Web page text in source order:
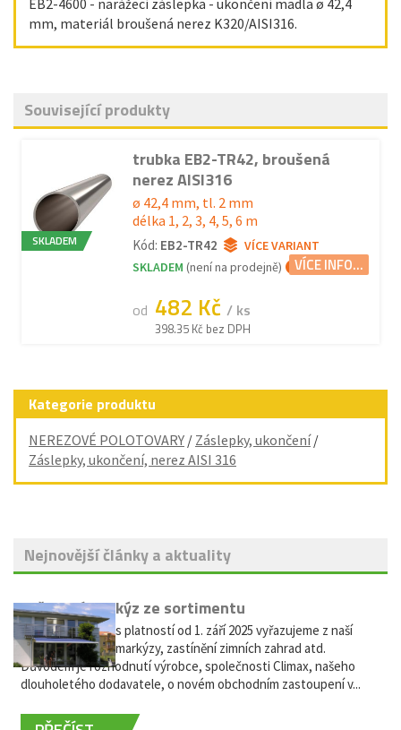
EB2-4600 - narážecí záslepka - ukončení madla ø 42,4
mm, materiál broušená nerez K320/AISI316.
Související produkty
SKLADEM
trubka EB2-TR42, broušená
nerez AISI316
ø 42,4 mm, tl. 2 mm
délka 1, 2, 3, 4, 5, 6 m
Kód: EB2-TR42
VÍCE VARIANT
SKLADEM (není na prodejně)
od 482 Kč / ks
398.35 Kč bez DPH
VÍCE INFO...
Kategorie produktu
NEREZOVÉ POLOTOVARY / Záslepky, ukončení/
Záslepky, ukončení, nerez AISI 316
Nejnovější články a aktuality
Vyřazení markýz ze sortimentu
Vážení zákazníci, s platností od 1. září 2025 vyřazujeme z naší
nabídky výsuvné markýzy, zastínění zimních zahrad atd.
Důvodem je rozhodnutí výrobce, společnosti Climax, našeho
dlouholetého dodavatele, o novém obchodním zastoupení v...